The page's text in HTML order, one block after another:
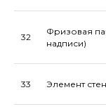
32
Фризовая
надписи)
33 Элемент